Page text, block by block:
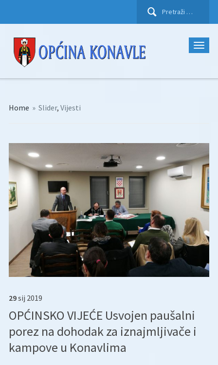
Pretraži:
Home » Slider, Vijesti
29sij 2019
OPĆINSKO VIJEĆE Usvojen paušalni
porez na dohodak za iznajmljivače i
kampove u Konavlima